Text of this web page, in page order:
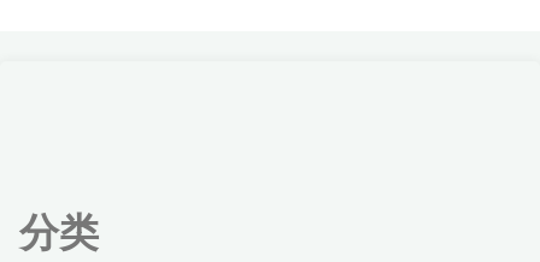
分类